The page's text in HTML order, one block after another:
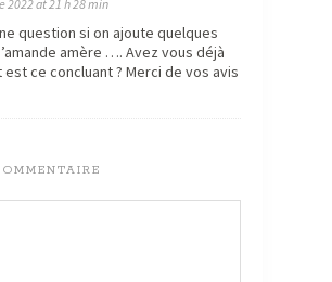
2022 at 21 h 28 min
question si on ajoute quelques
amère …. Avez vous déjà
ce concluant ? Merci de vos avis